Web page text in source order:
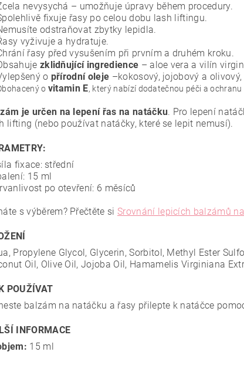
nevysychá – umožňuje úpravy během procedury.
fixuje řasy po celou dobu lash liftingu.
odstraňovat zbytky lepidla.
vyživuje a hydratuje.
řasy před vysušením při prvním a druhém kroku.
zklidňující ingredience – aloe vera a vilín
o přírodní oleje –kokosový, jojobový a
o vitamin E, který nabízí dodatečnou péči a ochranu
je určen na lepení řas na natáčku. Pro lepení
lifting (nebo používat natáčky, které se lepit nemusí).
fixace: střední
15 ml
po otevření: 6 měsíců
s výběrem? Přečtěte si Srovnání lepicích balzámů
Propylene Glycol, Glycerin, Sorbitol, Methyl Ester
Oil, Olive Oil, Jojoba Oil, Hamamelis Virginiana
POUŽÍVAT
balzám na natáčku a řasy přilepte k natáčce
INFORMACE
15 ml